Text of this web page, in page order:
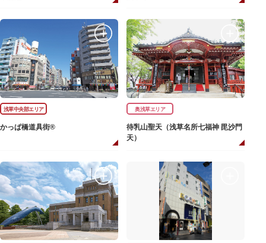
浅草中央部エリア
かっぱ橋道具街®
奥浅草エリア
待乳山聖天（浅草名所七福神 毘沙門
天）